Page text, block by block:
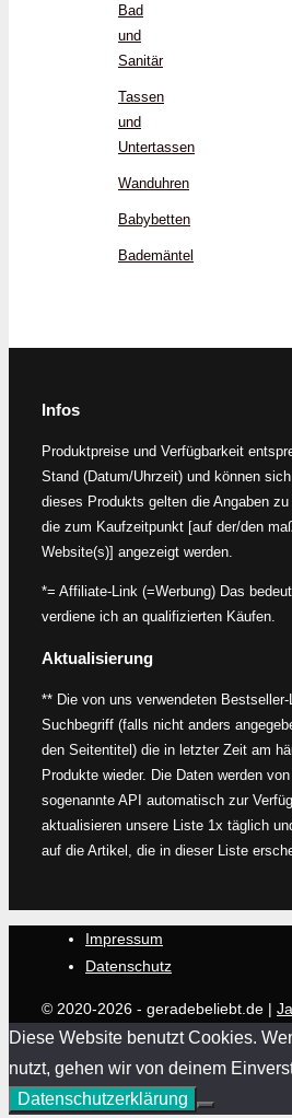
Bad
und
Sanitär
Tassen
und
Untertassen
Wanduhren
Babybetten
Bademäntel
Infos
Produktpreise und Verfügbarkeit
Stand (Datum/Uhrzeit) und können
dieses Produkts gelten die Angaben zu
die zum Kaufzeitpunkt [auf der/den
Website(s)] angezeigt werden.
*= Affiliate-Link (=Werbung) Das
verdiene ich an qualifizierten Käufen.
Aktualisierung
** Die von uns verwendeten
Suchbegriff (falls nicht anders
den Seitentitel) die in letzter Zeit am
Produkte wieder. Die Daten werden
sogenannte API automatisch zur
aktualisieren unsere Liste 1x täglich
auf die Artikel, die in dieser Liste
Impressum
Datenschutz
© 2020-2026 - geradebeliebt.de |
Diese Website benutzt Cookies.
nutzt, gehen wir von deinem
Datenschutzerklärung